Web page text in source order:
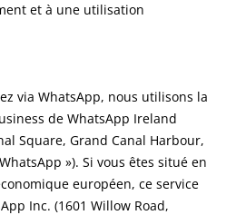
et à une utilisation
via WhatsApp, nous utilisons la
de WhatsApp Ireland
Square, Grand Canal Harbour,
»). Si vous êtes situé en
européen, ce service
Inc. (1601 Willow Road,